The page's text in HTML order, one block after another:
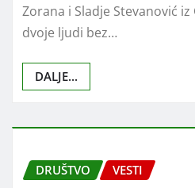
Zorana i Sladje Stevanović
dvoje ljudi bez…
DALJE...
DRUŠTVO VESTI